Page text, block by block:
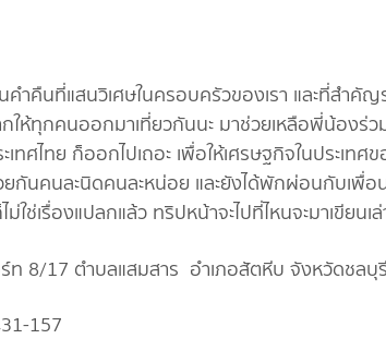
คำคืนที่แสนวิเศษในครอบครัวของเรา และที่สำคั
ให้ทุกคนออกมาเที่ยวกันนะ มาช่วยเหลือพี่น้องร่ว
เทศไทย ก็ออกไปเถอะ เพื่อให้เศรษฐกิจในประเท
ยกันคนละนิดคนละหน่อย และยังได้พักผ่อนกับเ
ม่ใช่เรื่องแปลกแล้ว ทริปหน้าจะไปที่ไหนจะมาเขียนเ
ท 8/17 ตำบลแสมสาร อำเภอสัตหีบ จังหวัดชลบุ
157